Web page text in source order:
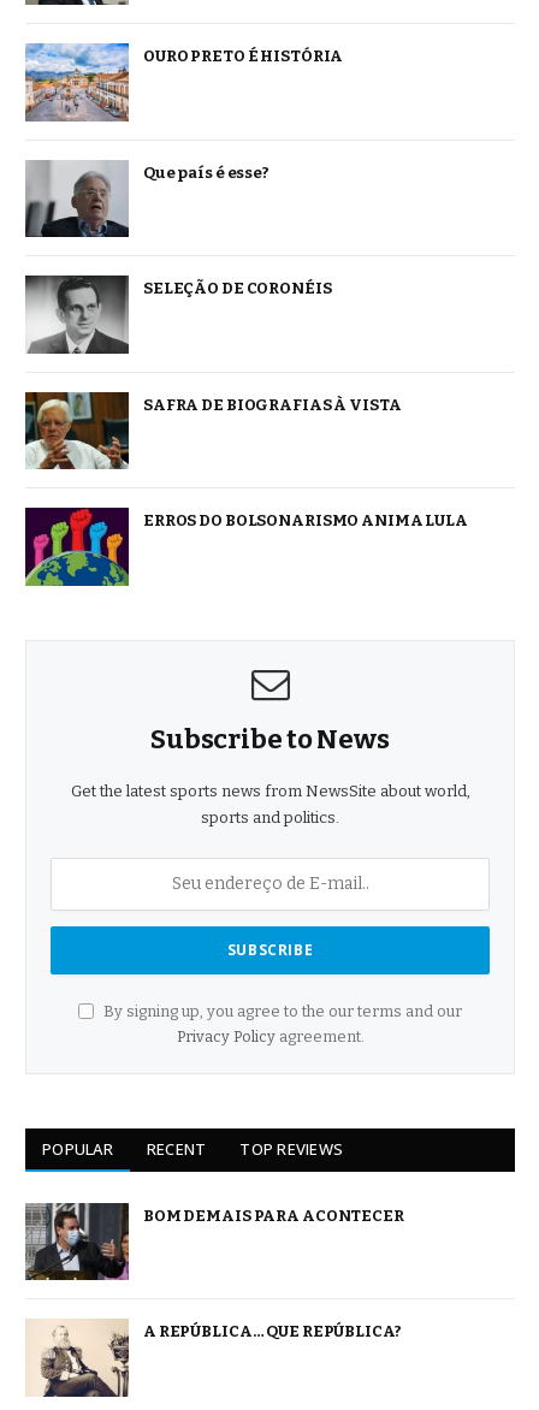
OURO PRETO É HISTÓRIA
Que país é esse?
SELEÇÃO DE CORONÉIS
SAFRA DE BIOGRAFIAS À VISTA
ERROS DO BOLSONARISMO ANIMA LULA
Subscribe to News
Get the latest sports news from NewsSite about world,
sports and politics.
By signing up, you agree to the our terms and our
Privacy Policyagreement.
POPULAR RECENT TOP REVIEWS
BOM DEMAIS PARA ACONTECER
A REPÚBLICA… QUE REPÚBLICA?